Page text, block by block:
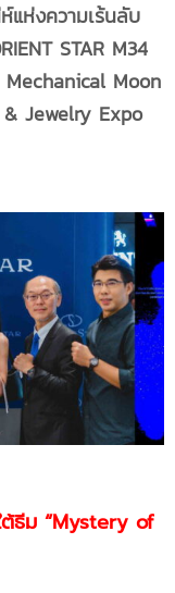
แห่งความเร้นลับ
STAR M34
Mechanical Moon
& Jewelry Expo
ต้ธีม “Mystery of